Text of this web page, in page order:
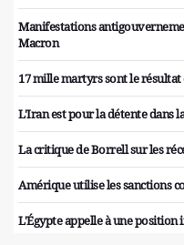
Manifestations
Macron
17 mille martyrs sont le résultat
L'Iran est pour la détente dans
La critique de Borrell sur les
Amérique utilise les sanctions
L'Égypte appelle à une